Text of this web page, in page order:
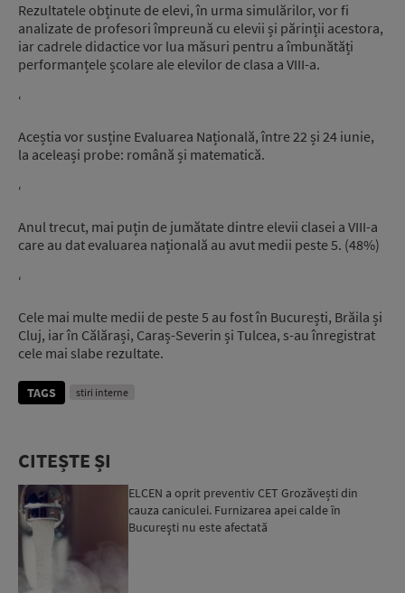
Rezultatele obținute de elevi, în urma simulărilor, vor fi
analizate de profesori împreună cu elevii și părinții acestora,
iar cadrele didactice vor lua măsuri pentru a îmbunătăți
performanțele școlare ale elevilor de clasa a VIII-a.
‘
Aceștia vor susține Evaluarea Națională, între 22 și 24 iunie,
la aceleași probe: română și matematică.
‘
Anul trecut, mai puțin de jumătate dintre elevii clasei a VIII-a
care au dat evaluarea națională au avut medii peste 5. (48%)
‘
Cele mai multe medii de peste 5 au fost în București, Brăila și
Cluj, iar în Călărași, Caraș-Severin și Tulcea, s-au înregistrat
cele mai slabe rezultate.
TAGS stiri interne
CITEȘTE ȘI
ELCEN a oprit preventiv CET Grozăvești din
cauza caniculei. Furnizarea apei calde în
Bucureşti nu este afectată